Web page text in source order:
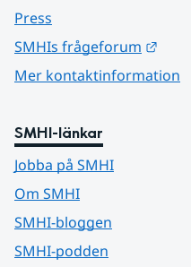
Press
SMHIs frågeforum
Mer kontaktinformation
SMHI-länkar
Jobba på SMHI
Om SMHI
SMHI-bloggen
SMHI-podden